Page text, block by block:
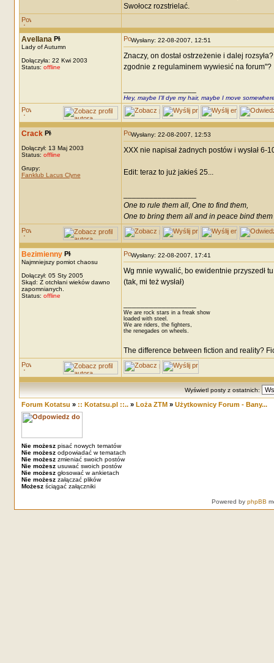
Swołocz rozstrielać.
Avellana
Lady of Autumn
Dołączyła: 22 Kwi 2003
Status: offline
Wysłany: 22-08-2007, 12:51
Znaczy, on dostał ostrzeżenie i dalej
zgodnie z regulaminem wywiesić na forum"?
Hey, maybe I'll dye my hair, maybe I move
Crack
Dołączył: 13 Maj 2003
Status: offline
Grupy:
Fanklub Lacus Clyne
Wysłany: 22-08-2007, 12:53
XXX nie napisał żadnych postów i wysłał
Edit: teraz to już jakieś 25...
One to rule them all, One to find them,
One to bring them all and in peace bind them
Bezimienny
Najmniejszy pomiot chaosu
Dołączył: 05 Sty 2005
Skąd: Z otchłani wieków dawno
zapomnianych.
Status: offline
Wysłany: 22-08-2007, 17:41
Wg mnie wywalić, bo ewidentnie przyszedł
(tak, mi też wysłał)
We are rock stars in a freak show
loaded with steel.
We are riders, the fighters,
the renegades on wheels.
The difference between fiction and reality?
Wyświetl posty z ostatnich:
Forum Kotatsu » :: Kotatsu.pl ::..» Loża ZTM» Użytkownicy Forum - Bany...
Nie możeszpisać nowych tematów
Nie możeszodpowiadać w tematach
Nie możeszzmieniać swoich postów
Nie możeszusuwać swoich postów
Nie możeszgłosować w ankietach
Nie możeszzałączać plików
Możeszściągać załączniki
Powered by phpBB